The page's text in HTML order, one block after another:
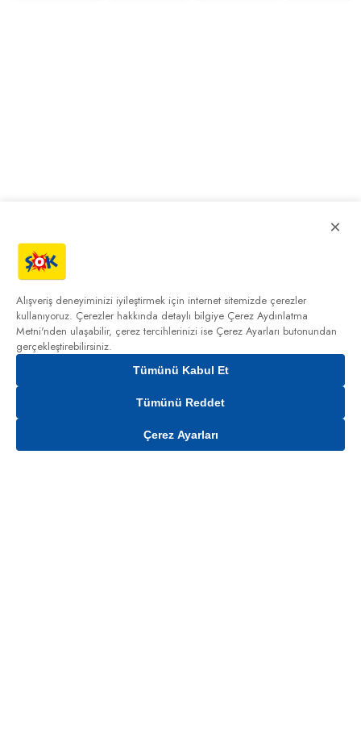
Gelince Haber Ver
×
Alışveriş deneyiminizi iyileştirmek için internet sitemizde çerezler
kullanıyoruz. Çerezler hakkında detaylı bilgiye Çerez Aydınlatma
Metni'nden ulaşabilir, çerez tercihlerinizi ise Çerez Ayarları butonundan
gerçekleştirebilirsiniz.
Tümünü Kabul Et
Tümünü Reddet
Çerez Ayarları